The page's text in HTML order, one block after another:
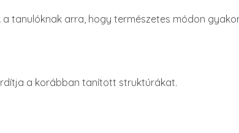
tanulóknak arra, hogy természetes módon
a korábban tanított struktúrákat.